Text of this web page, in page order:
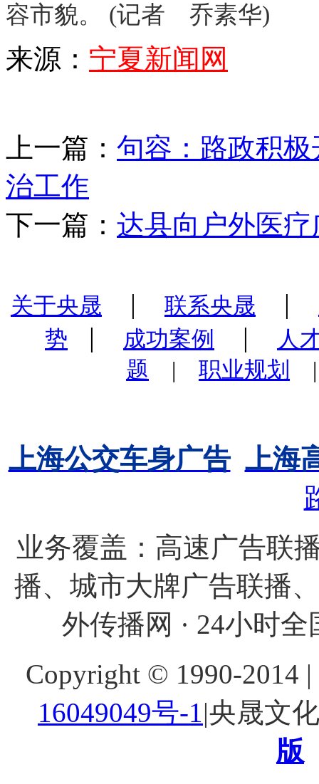
容市貌。 (记者 乔素华)
来源： 宁夏新闻网
上一篇： 句容：路政积
治工作
下一篇： 达县向户外医疗
关于央晟 | 联系央晟 |
势
| 成功案例 |
人
题 | 职业规划
上海公交车身广告 上海
业务覆盖：高速广告联
播、城市大牌广告联播
外传播网 · 24小时
Copyright © 1990-2014
16049049号-1|央晟文
版